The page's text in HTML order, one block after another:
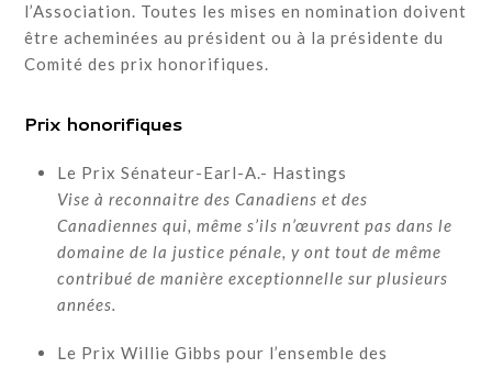
l’Association. Toutes les mises en nomination doivent
être acheminées au président ou à la présidente du
Comité des prix honorifiques.
Prix honorifiques
Le Prix Sénateur-Earl-A.- Hastings
Vise à reconnaitre des Canadiens et des
Canadiennes qui, même s’ils n’œuvrent pas dans le
domaine de la justice pénale, y ont tout de même
contribué de manière exceptionnelle sur plusieurs
années.
Le Prix Willie Gibbs pour l’ensemble des